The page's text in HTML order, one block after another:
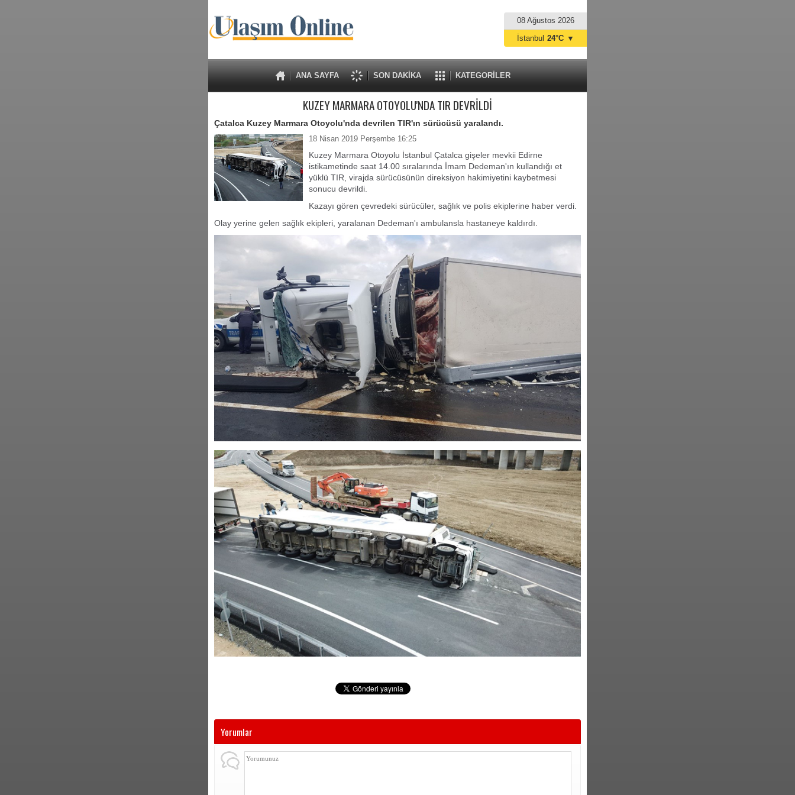
08 Ağustos 2026
ANA SAYFA SON DAKİKA KATEGORİLER
İstanbul 24°C ▼
KUZEY MARMARA OTOYOLU'NDA TIR DEVRİLDİ
Çatalca Kuzey Marmara Otoyolu'nda devrilen TIR'ın sürücüsü yaralandı.
18 Nisan 2019 Perşembe 16:25
Kuzey Marmara Otoyolu İstanbul Çatalca gişeler mevkii Edirne
istikametinde saat 14.00 sıralarında İmam Dedeman'ın kullandığı et
yüklü TIR, virajda sürücüsünün direksiyon hakimiyetini kaybetmesi
sonucu devrildi.
Kazayı gören çevredeki sürücüler, sağlık ve polis ekiplerine haber verdi.
Olay yerine gelen sağlık ekipleri, yaralanan Dedeman'ı ambulansla hastaneye kaldırdı.
Yorumlar